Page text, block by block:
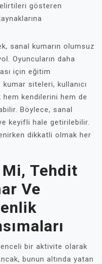
gösteren
sanal kumarın olumsuz
Oyuncuların daha
için eğitim
siteleri, kullanıcı
kendilerini hem de
Böylece, sanal
keyifli hale getirilebilir.
dikkatli olmak her
Tehdit
Ve
bir aktivite olarak
bunun altında yatan